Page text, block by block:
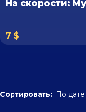
На скорости:
7 $
Сортировать: По дате